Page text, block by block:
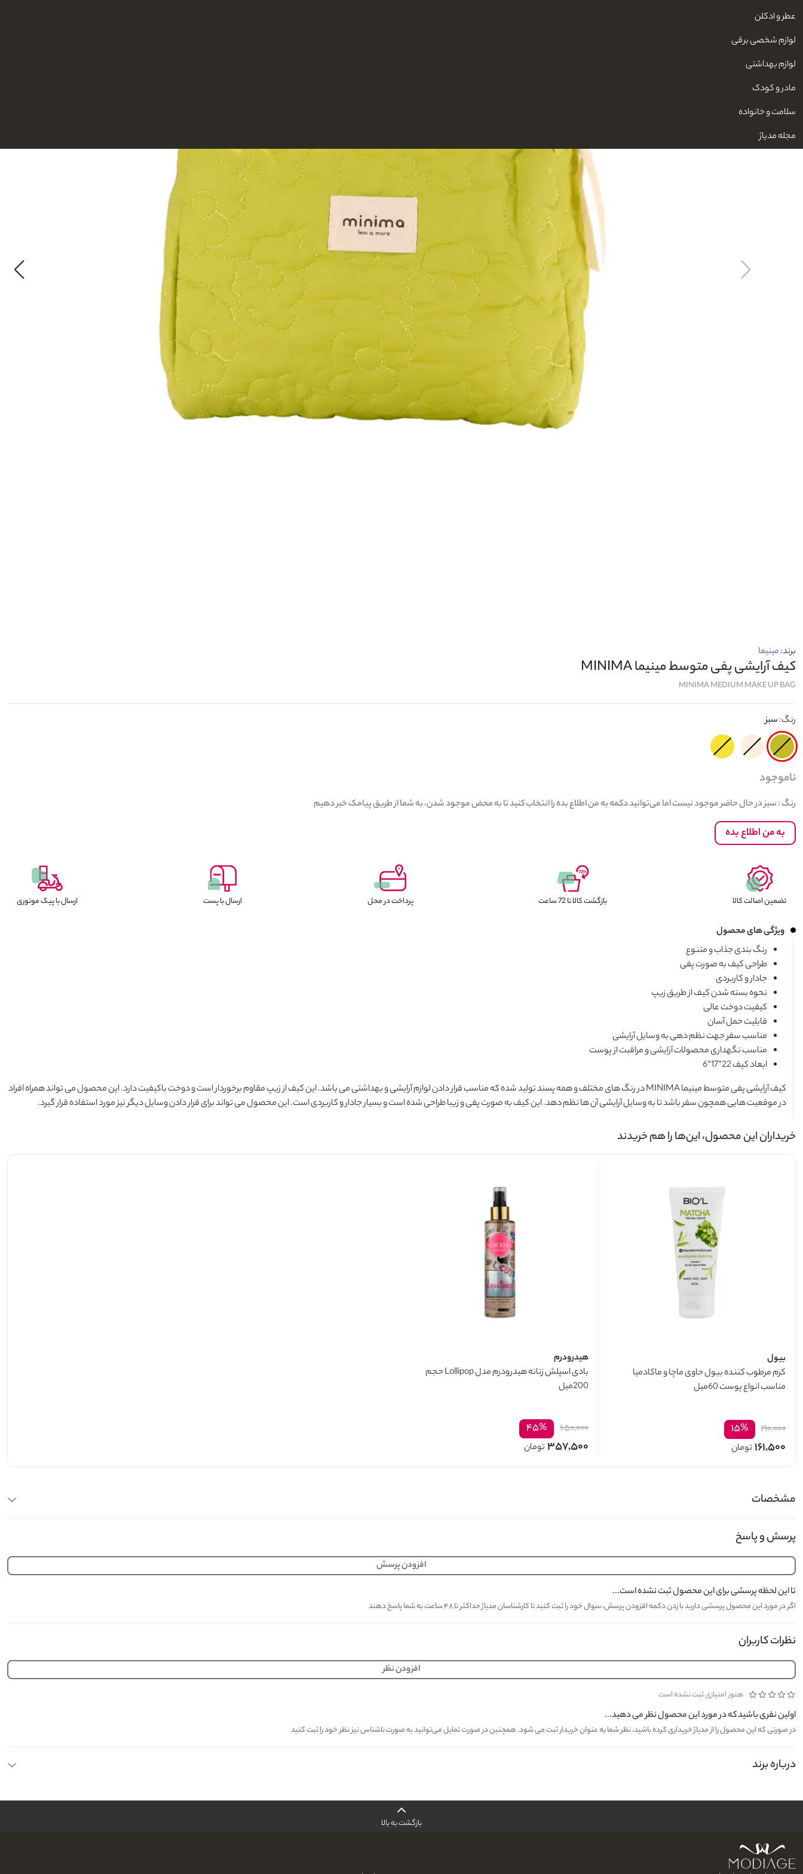
عطر و ادکلن
لوازم شخصی برقی
لوازم بهداشتی
مادر و کودک
سلامت و خانواده
مجله مدیاژ
برند:مینیما
کیف آرایشی پفی متوسط مینیما MINIMA
MINIMA MEDIUM MAKE UP BAG
رنگ:سبز
ناموجود
رنگ : سبز در حال حاضر موجود نیست اما می‌توانید دکمه به من اطلاع بده را انتخاب کنید تا به محض موجود شدن، به شما از طریق پیامک خبر دهیم
به من اطلاع بده
تضمین اصالت کالا بازگشت کالا تا 72 ساعت پرداخت در محل ارسال با پست ارسال با پیک موتوری
ویژگی های محصول
رنگ بندی جذاب و متنوع
طراحی کیف به صورت پفی
جادار و کاربردی
نحوه بسته شدن کیف از طریق زیپ
کیفیت دوخت عالی
قابلیت حمل آسان
مناسب سفر جهت نظم دهی به وسایل آرایشی
مناسب نگهداری محصولات آرایشی و مراقبت از پوست
ابعاد کیف 22*17*6
کیف آرایشی پفی متوسط مینیما MINIMA
در رنگ های مختلف و همه پسند تولید شده که مناسب قرار دادن لوازم آرایشی و بهداشتی می باشد. این کیف از زیپ مقاوم برخوردار است و دوخت باکیفیت دارد. این محصول می تواند همراه افراد
در موقعیت هایی همچون سفر باشد تا به وسایل آرایشی آن ها نظم دهد. این کیف به صورت پفی و زیبا طراحی شده است و بسیار جادار و کاربردی است. این محصول می تواند برای قرار دادن وسایل دیگر نیز مورد استفاده قرار گیرد.
خریداران این محصول، این‌ها را هم خریدند
بیول
کرم مرطوب کننده بیول حاوی ماچا و ماکادمیا
مناسب انواع پوست 60میل
۱۹۰,۰۰۰ ۱۵%
۱۶۱,۵۰۰ تومان
هیدرودرم
بادی اسپلش زنانه هیدرودرم مدل Lollipop حجم
200میل
۶۵۰,۰۰۰ ۴۵%
۳۵۷,۵۰۰ تومان
مشخصات
پرسش و پاسخ
افزودن پرسش
تا این لحظه پرسشی برای این محصول ثبت نشده است...
اگر در مورد این محصول پرسشی دارید با زدن دکمه افزودن پرسش، سوال خود را ثبت کنید تا کارشناسان مدیاژ حداکثر تا ۴۸ ساعت به شما پاسخ دهند
نظرات کاربران
افزودن نظر
هنوز امتیازی ثبت نشده است
اولین نفری باشید که در مورد این محصول نظر می دهید...
در صورتی که این محصول را از مدیاژ خریداری کرده باشید، نظر شما به عنوان خریدار ثبت می شود. همچنین در صورت تمایل می‌توانید به صورت ناشناس نیز نظر خود را ثبت کنید
درباره برند
بازگشت به بالا